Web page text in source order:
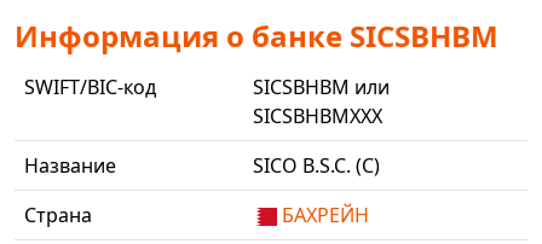
Информация о банке SICSBHBM
SWIFT/BIC-код
SICSBHBM или
SICSBHBMXXX
Название
SICO B.S.C. (C)
Страна
БАХРЕЙН